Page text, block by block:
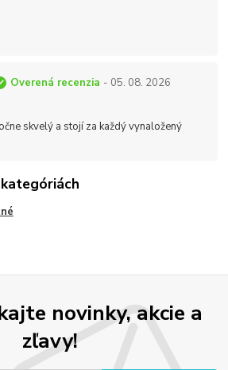
Overená recenzia - 05. 08. 2026
skvelý a stojí za každý vynaložený
novinky, akcie a
zľavy!